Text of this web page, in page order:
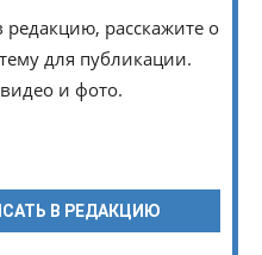
расскажите о
для публикации.
и фото.
В РЕДАКЦИЮ